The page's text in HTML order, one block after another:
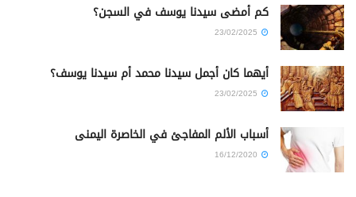
كم أمضى سيدنا يوسف في السجن؟
أيهما كان أجمل سيدنا محمد أم سيدنا يوسف؟
أسباب الألم المفاجئ في الخاصرة اليمنى